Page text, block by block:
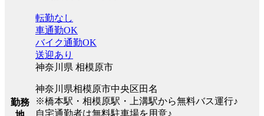
勤務
転勤なし
車通勤OK
バイク通勤OK
送迎あり
神奈川県 相模原市
神奈川県相模原市中央区田名
※橋本駅・相模原駅・上溝駅から無料バス運行♪
自宅通勤者は無料駐車場を用意♪